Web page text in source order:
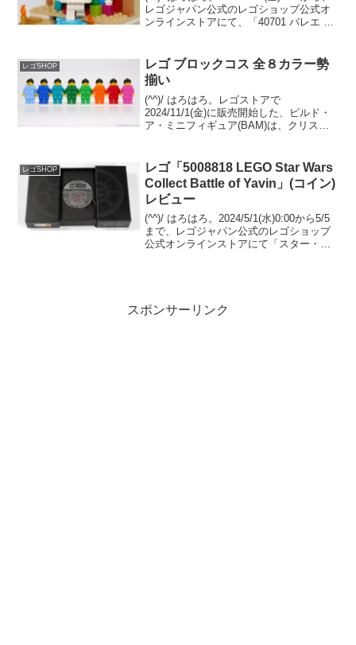
レゴジャパン公式のレゴショップ公式オ
ンラインストアにて、「40701 バレエ く
ジ）￥21,000-(税込...
レゴSHOP
レゴ ブロックコス 全８カラー勢
揃い
(^^)/ はろはろ。レゴストアで
2024/11/1(金)に販売開始した、ビルド・
ア・ミニフィギュア(BAM)は、クリスマ
なので、レゴストアにゴー。こんな感じ
でチ...
レゴSHOP
レゴ「5008818 LEGO Star Wars
Collect Battle of Yavin」(コイン)
レビュー
(^^)/ はろはろ。2024/5/1(水)0:00から5/5
まで、レゴジャパン公式のレゴショップ
公式オンラインストアにて「スター・ウ
スポンサーリンク